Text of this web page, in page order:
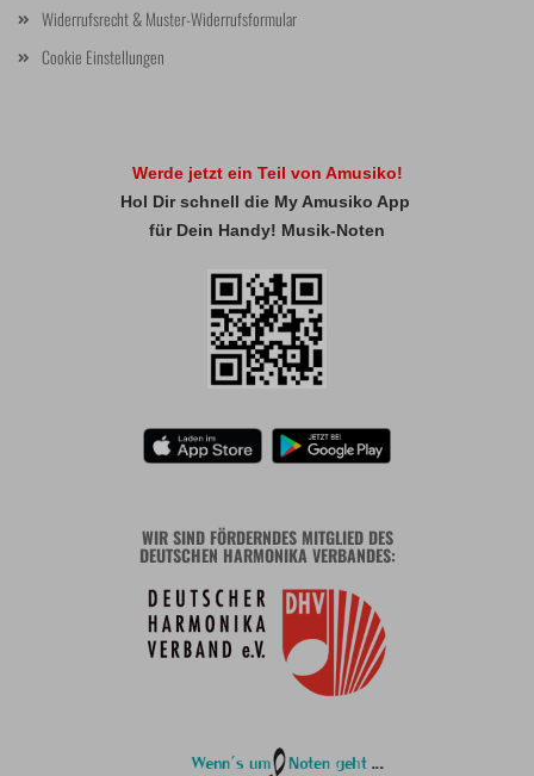
Widerrufsrecht & Muster-Widerrufsformular
Cookie Einstellungen
Werde jetzt ein Teil von Amusiko!
Hol Dir schnell die My Amusiko App
für Dein Handy! Musik-Noten
WIR SIND FÖRDERNDES MITGLIED DES
DEUTSCHEN HARMONIKA VERBANDES: